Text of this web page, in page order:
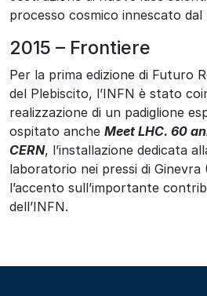
processo cosmico innescato dal
2015 – Frontiere
Per la prima edizione di Futuro
del Plebiscito, l’INFN è stato
realizzazione di un padiglione
ospitato anche Meet LHC. 60
CERN, l’installazione dedicata
laboratorio nei pressi di
l’accento sull’importante
dell’INFN.